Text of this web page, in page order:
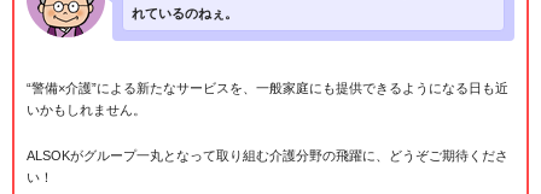
れているのねぇ。
“警備×介護”による新たなサービスを、一般家庭にも提供できるようになる日も近
いかもしれません。
ALSOKがグループ一丸となって取り組む介護分野の飛躍に、どうぞご期待くださ
い！